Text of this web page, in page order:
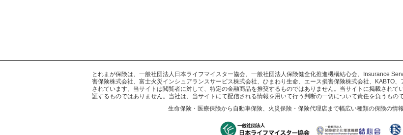
とれまが保険は、一般社団法人日本ライフマイスター協会、一般社団法人保険健全化推進機構結心会、Insurance
害保険株式会社、富士火災インシュアランスサービス株式会社、ひまわり生命、エース損害保険株式会社、KABTO
されています。当サイトは閲覧者に対して、特定の金融商品を推奨するものではありません。当サイトに掲載され
証するものではありません。当社は、当サイトにて配信される情報を用いて行う判断の一切について責任を負うもの
生命保険・医療保険から自動車保険、火災保険・保険代理店まで幅広い種類の保険の情